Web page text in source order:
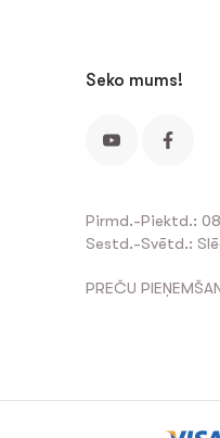
Seko mums!
Pirmd.-Piektd.:
Sestd.-Svētd.:
PREČU